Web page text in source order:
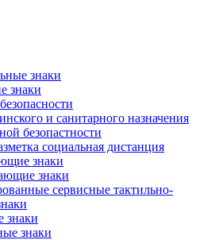
знаки
знаки
и санитарного назначения
безопастности
социальная дистанция
знаки
знаки
сервисные тактильно-
знаки
знаки